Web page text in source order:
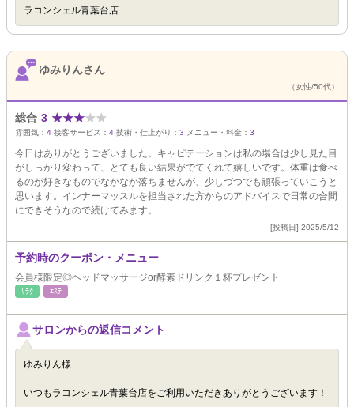
ラコンシェル青葉台店
ゆみりんさん
（女性/50代）
総合 3 ★★★★★
雰囲気： 4 接客サービス： 4 技術・仕上がり： 3 メニュー・料金： 3
今日はありがとうございました。キャピテーションは私の場合は少し見た目
がしっかり変わって、とても良い結果がでてくれて嬉しいです。体重は食べ
るのが好きなものでなかなか落ちませんが、少しづつでも頑張っていこうと
思います。インナーマッスルを担当された方からのアドバイスで日常の合間
にできそうなので続けてみます。
[投稿日] 2025/5/12
予約時のクーポン・メニュー
会員様限定◎ヘッドマッサージor酵素ドリンク１杯プレゼント
ﾘﾗｸ ｴｽﾃ
サロンからの返信コメント
ゆみりん様
いつもラコンシェル青葉台店をご利用いただきありがとうございます！